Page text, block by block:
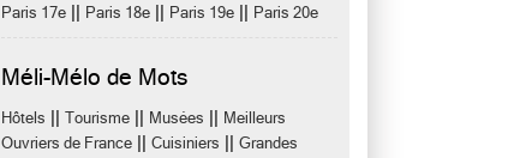
Paris 17e Paris 18e Paris 19e Paris 20e
Méli-Mélo de Mots
Hôtels Tourisme Musées
Meilleurs
Ouvriers de France
Cuisiniers
Grandes